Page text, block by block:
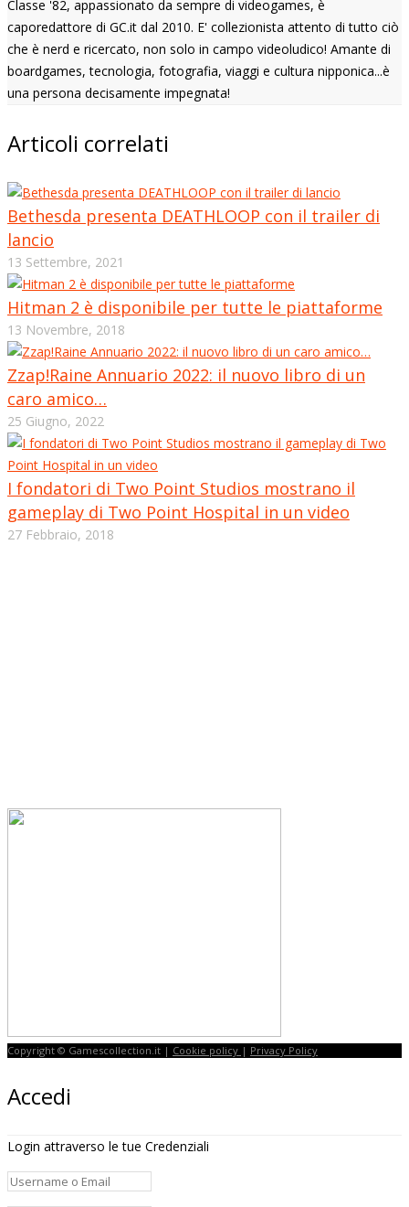
Classe '82, appassionato da sempre di videogames, è
caporedattore di GC.it dal 2010. E' collezionista attento di tutto ciò
che è nerd e ricercato, non solo in campo videoludico! Amante di
boardgames, tecnologia, fotografia, viaggi e cultura nipponica...è
una persona decisamente impegnata!
Articoli correlati
Bethesda presenta DEATHLOOP con il trailer di
lancio
13 Settembre, 2021
Hitman 2 è disponibile per tutte le piattaforme
13 Novembre, 2018
Zzap!Raine Annuario 2022: il nuovo libro di un
caro amico…
25 Giugno, 2022
I fondatori di Two Point Studios mostrano il
gameplay di Two Point Hospital in un video
27 Febbraio, 2018
Copyright © Gamescollection.it | Cookie policy | Privacy Policy
Accedi
Login attraverso le tue Credenziali